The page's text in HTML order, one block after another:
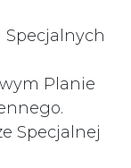
Specjalnych
Planie
Specjalnej